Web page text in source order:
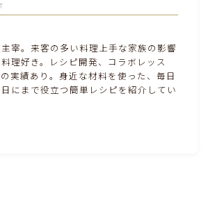
ュー
宰。来客の多い料理上手な家族の影響
理好き。レシピ開発、コラボレッス
実績あり。身近な材料を使った、毎日
にまで役立つ簡単レシピを紹介してい